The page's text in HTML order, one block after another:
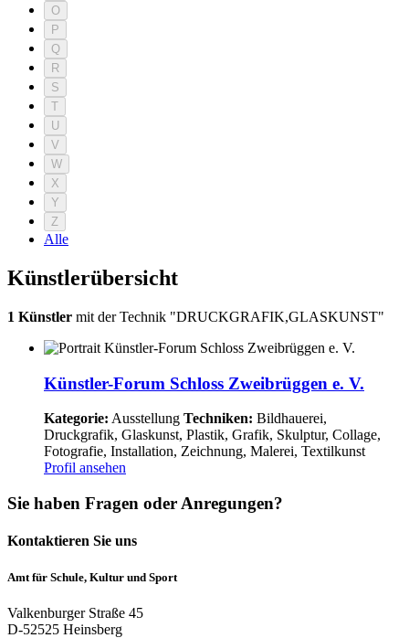
O
P
Q
R
S
T
U
V
W
X
Y
Z
Alle
Künstlerübersicht
1 Künstler mit der Technik "DRUCKGRAFIK,GLASKUNST"
Künstler-Forum Schloss Zweibrüggen e. V.
Kategorie: Ausstellung Techniken: Bildhauerei,
Druckgrafik, Glaskunst, Plastik, Grafik, Skulptur, Collage,
Fotografie, Installation, Zeichnung, Malerei, Textilkunst
Profil ansehen
Sie haben Fragen oder Anregungen?
Kontaktieren Sie uns
Amt für Schule, Kultur und Sport
Valkenburger Straße 45
D-52525 Heinsberg